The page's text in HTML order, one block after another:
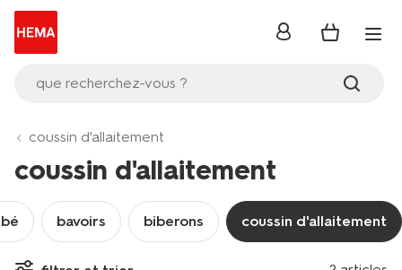
que recherchez-vous ?
se
coussin d'allaitement
coussin d'allaitement
bavoirs biberons coussin d'allaitement